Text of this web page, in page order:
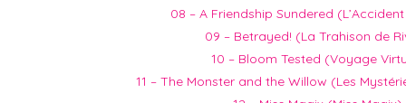
08 – A Friendship Sundered
09 – Betrayed! (La Trahison de
10 – Bloom Tested (Voyage
11 – The Monster and the Willow (Les